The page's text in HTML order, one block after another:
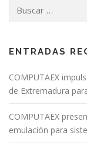
ENTRADAS
COMPUTAEX
de Extremadura
COMPUTAEX
emulación para